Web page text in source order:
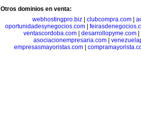
Otros dominios en venta:
webhostingpro.biz| clubcompra.com|
oportunidadesynegocios.com|
ventascordoba.com| desarrollopyme.com|
asociacionempresaria.com
empresasmayoristas.com|